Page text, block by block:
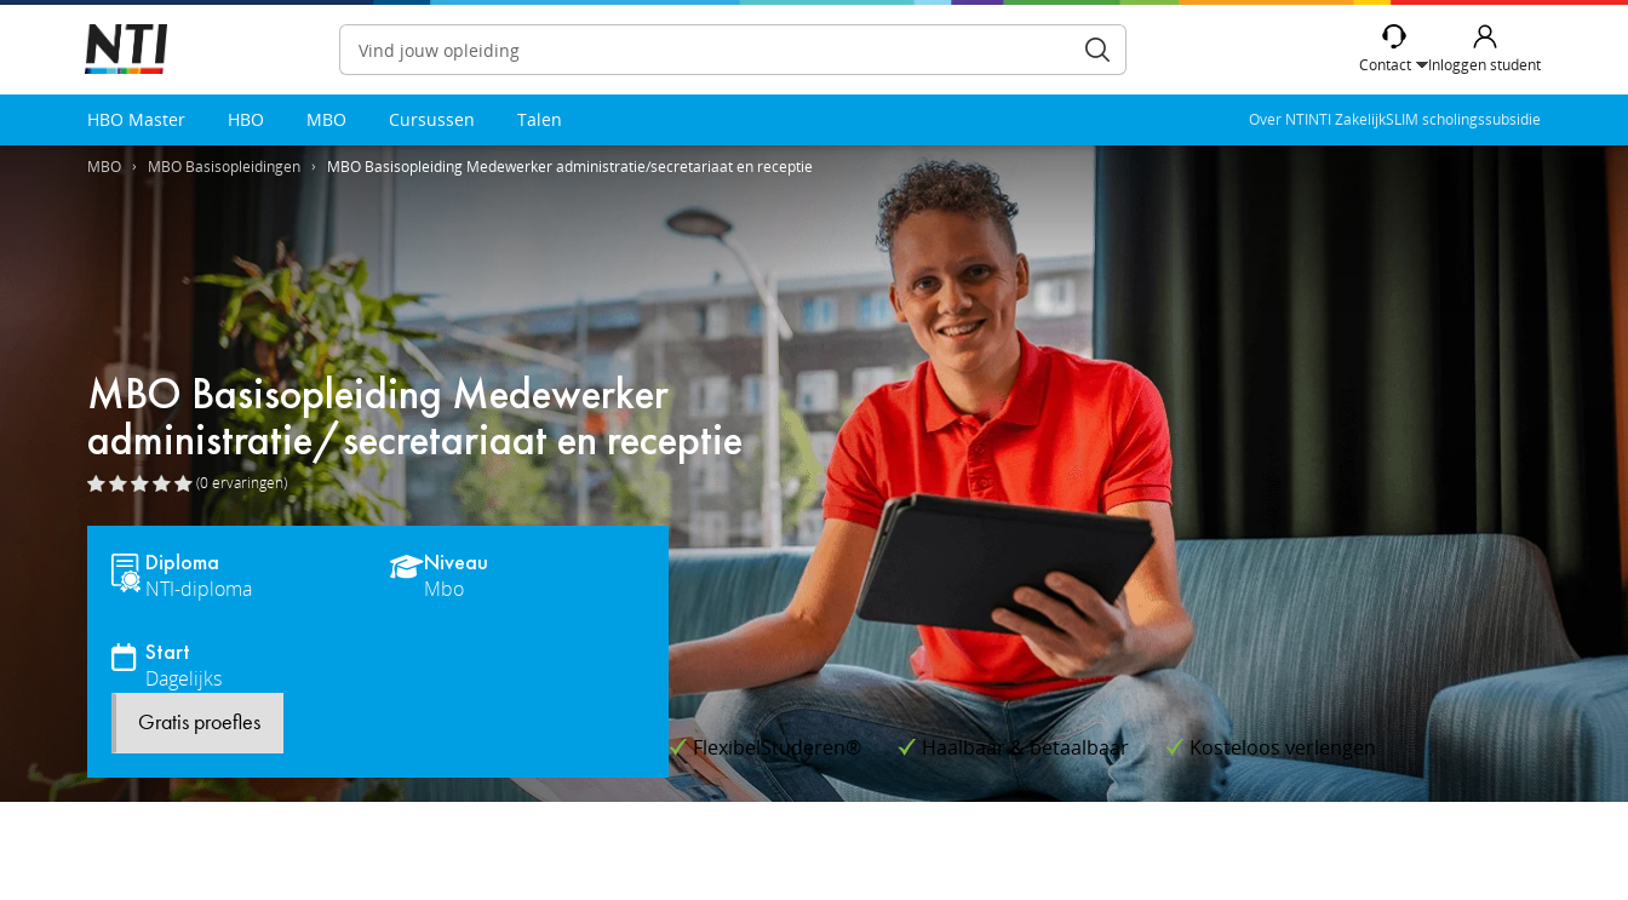
Zoeken
Contact Inloggen student
HBO Master HBO MBO Cursussen Talen Over NTINTI ZakelijkSLIM scholingssubsidie
MBO MBO Basisopleidingen MBO Basisopleiding Medewerker administratie/secretariaat en receptie
MBO Basisopleiding Medewerker
administratie/secretariaat en receptie
(0ervaringen)
Diploma
NTI-diploma
Niveau
Mbo
Start
Dagelijks
Gratis proefles
FlexibelStuderen® Haalbaar & betaalbaar Kosteloos verlengen